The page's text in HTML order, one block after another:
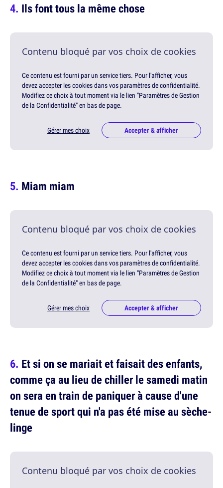
Ils font tous la même chose
Contenu bloqué par vos choix de cookies
Ce contenu est fourni par un service tiers. Pour l'afficher, vous
devez accepter les cookies dans vos paramètres de confidentialité.
Modifiez ce choix à tout moment via le lien "Paramètres de Gestion
de la Confidentialité" en bas de page.
Gérer mes choix Accepter & afficher
Miam miam
Contenu bloqué par vos choix de cookies
Ce contenu est fourni par un service tiers. Pour l'afficher, vous
devez accepter les cookies dans vos paramètres de confidentialité.
Modifiez ce choix à tout moment via le lien "Paramètres de Gestion
de la Confidentialité" en bas de page.
Gérer mes choix Accepter & afficher
Et si on se mariait et faisait des enfants,
comme ça au lieu de chiller le samedi matin
on sera en train de paniquer à cause d'une
tenue de sport qui n'a pas été mise au sèche-
linge
Contenu bloqué par vos choix de cookies